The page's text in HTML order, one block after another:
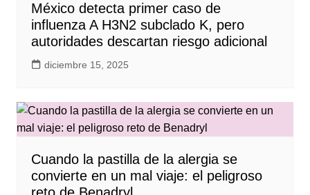
México detecta primer caso de
influenza A H3N2 subclado K, pero
autoridades descartan riesgo adicional
diciembre 15, 2025
Cuando la pastilla de la alergia se
convierte en un mal viaje: el peligroso